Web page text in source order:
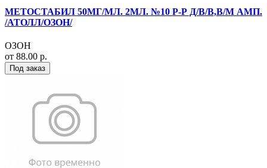
МЕТОСТАБИЛ 50МГ/МЛ. 2МЛ. №10 Р-Р Д/В/В,В/М АМП.
/АТОЛЛ/ОЗОН/
ОЗОН
от 88.00 р.
Под заказ